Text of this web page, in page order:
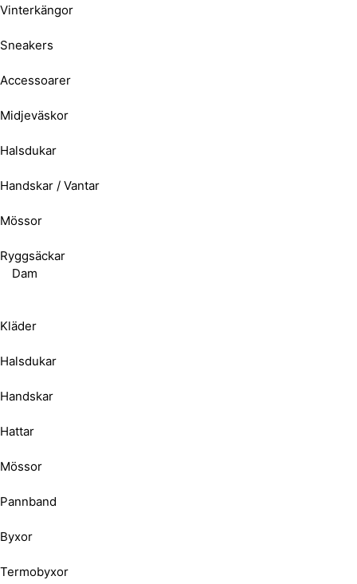
Vinterkängor
Sneakers
Accessoarer
Midjeväskor
Halsdukar
Handskar / Vantar
Mössor
Ryggsäckar
Dam
Kläder
Halsdukar
Handskar
Hattar
Mössor
Pannband
Byxor
Termobyxor